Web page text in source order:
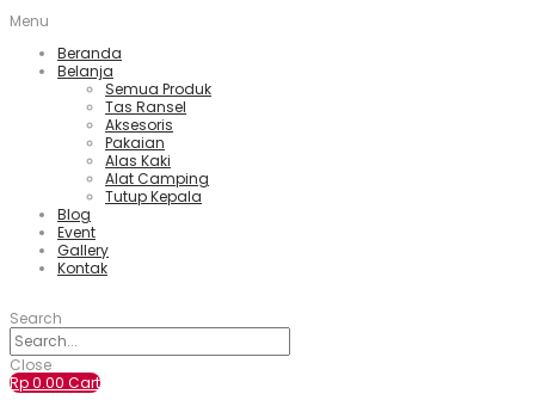
Menu
Beranda
Belanja
Semua Produk
Tas Ransel
Aksesoris
Pakaian
Alas Kaki
Alat Camping
Tutup Kepala
Blog
Event
Gallery
Kontak
Search
Close
Rp0.00 Cart